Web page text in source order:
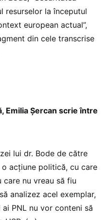
resurselor la începutul
european actual”,
din cele transcrise
Emilia Șercan scrie între
lui dr. Bode de către
acțiune politică, cu care
nu vreau să fiu
analizez acel exemplar,
PNL nu vor conteni să